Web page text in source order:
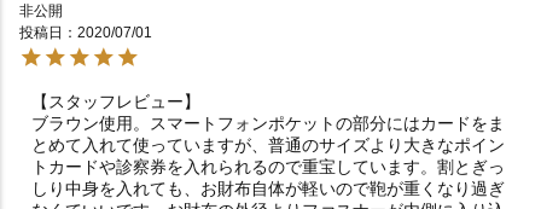
非公開
投稿日
2020/07/01
【スタッフレビュー】
ブラウン使用。スマートフォンポケットの部分にはカードをま
とめて入れて使っていますが、普通のサイズより大きなポイン
トカードや診察券を入れられるので重宝しています。割とぎっ
しり中身を入れても、お財布自体が軽いので鞄が重くなり過ぎ